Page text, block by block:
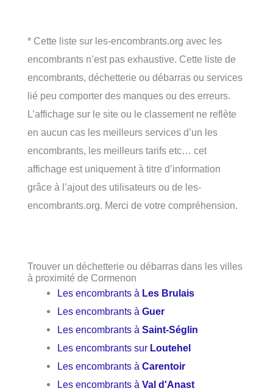
* Cette liste sur les-encombrants.org avec les
encombrants n’est pas exhaustive. Cette liste de
encombrants, déchetterie ou débarras ou services
lié peu comporter des manques ou des erreurs.
L’affichage sur le site ou le classement ne reflète
en aucun cas les meilleurs services d’un les
encombrants, les meilleurs tarifs etc… cet
affichage est uniquement à titre d’information
grâce à l’ajout des utilisateurs ou de les-
encombrants.org. Merci de votre compréhension.
Trouver un déchetterie ou débarras dans les villes
à proximité de Cormenon
Les encombrants à Les Brulais
Les encombrants àGuer
Les encombrants àSaint-Séglin
Les encombrants sur Loutehel
Les encombrants àCarentoir
Les encombrants àVal d'Anast